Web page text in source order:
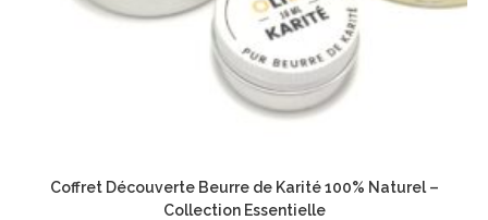
Coffret Découverte Beurre de Karité 100% Naturel –
Collection Essentielle